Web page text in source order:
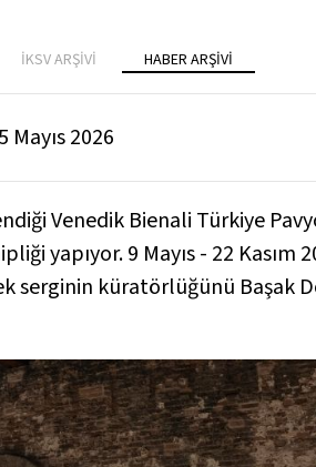
İKSV ARŞİVİ HABER ARŞİVİ
Mayıs 2026
Venedik Bienali Türkiye
yapıyor. 9 Mayıs - 22
serginin küratörlüğünü Başak